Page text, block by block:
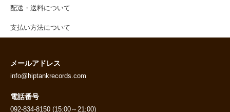
配送・送料について
支払い方法について
メールアドレス
info@hiptankrecords.com
電話番号
092-834-8150 (15:00～21:00)